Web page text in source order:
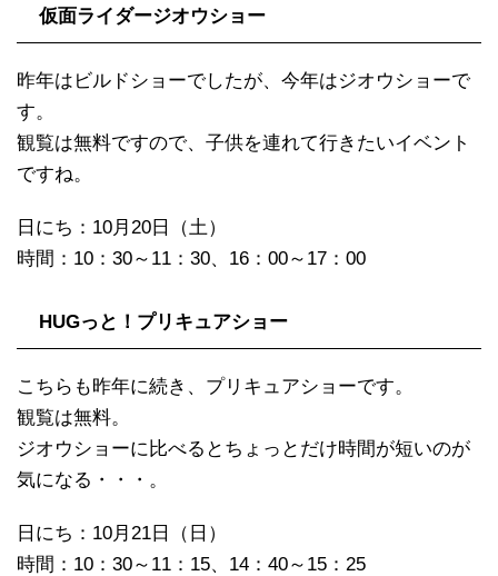
仮面ライダージオウショー
昨年はビルドショーでしたが、今年はジオウショーで
す。
観覧は無料ですので、子供を連れて行きたいイベント
ですね。
日にち：10月20日（土）
時間：10：30～11：30、16：00～17：00
HUGっと！プリキュアショー
こちらも昨年に続き、プリキュアショーです。
観覧は無料。
ジオウショーに比べるとちょっとだけ時間が短いのが
気になる・・・。
日にち：10月21日（日）
時間：10：30～11：15、14：40～15：25